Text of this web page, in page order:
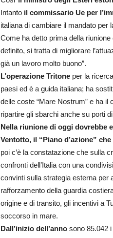
Intanto il commissario Ue per
italiana di cambiare il mandato per
Come ha detto prima della
definito, si tratta di migliorare
già un lavoro molto buono”.
L’operazione Tritone per la
paesi ed è a guida italiana; ha
delle coste “Mare Nostrum” e ha il
ripartire gli sbarchi anche su porti
Nella riunione di oggi dovrebbe
Ventotto, il “Piano d’azione”
poi c’è la constatazione che sulla
confronti dell’Italia con una
convinti sulla strategia esterna per
rafforzamento della guardia
origine e di transito, gli incentivi a
soccorso in mare.
Dall’inizio dell’anno sono 85.042